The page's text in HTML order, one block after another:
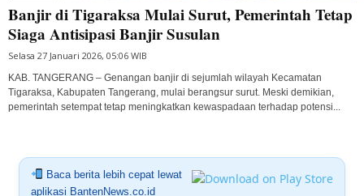
Banjir di Tigaraksa Mulai Surut, Pemerintah Tetap
Siaga Antisipasi Banjir Susulan
Selasa 27 Januari 2026, 05:06 WIB
KAB. TANGERANG – Genangan banjir di sejumlah wilayah Kecamatan
Tigaraksa, Kabupaten Tangerang, mulai berangsur surut. Meski demikian,
pemerintah setempat tetap meningkatkan kewaspadaan terhadap potensi...
Baca berita lebih cepat lewat
aplikasi BantenNews.co.id